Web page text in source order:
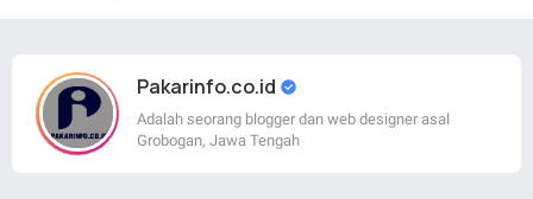
Pakarinfo.co.id
Adalah seorang blogger dan web designer asal
Grobogan, Jawa Tengah